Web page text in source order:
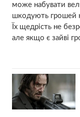
може набувати
шкодують грошей
Їх щедрість не
але якщо є зайві